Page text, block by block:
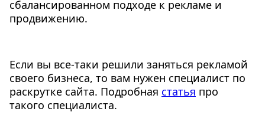
сбалансированном подходе к рекламе и
продвижению.
Если вы все-таки решили заняться рекламой
своего бизнеса, то вам нужен специалист по
раскрутке сайта. Подробная статья про
такого специалиста.